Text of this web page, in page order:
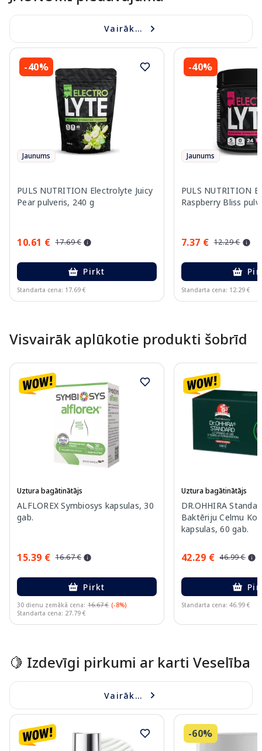
Vairāk...
-40%
Jaunums
PULS NUTRITION Electrolyte Juicy
Pear pulveris, 240 g
10.61 € 17.69 €
Pirkt
Standarta cena: 17.69 €
-40%
Jaunums
PULS NUTRITION
Raspberry Bliss
7.37 € 12.29 €
Standarta cena: 12.29 €
Visvairāk aplūkotie produkti šobrīd
Uztura bagātinātājs
ALFLOREX Symbiosys kapsulas, 30
gab.
15.39 € 16.67 €
Pirkt
30 dienu zemākā cena: 16.67 € (-8%)
Standarta cena: 27.79 €
Uztura bagātinātājs
DR.OHHIRA
Baktēriju Celmu
kapsulas, 60 gab.
42.29 € 46.99 €
Standarta cena: 46.99 €
🍋 Izdevīgi pirkumi ar karti Veselība
Vairāk...
-60%